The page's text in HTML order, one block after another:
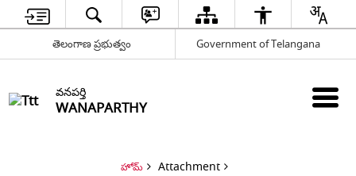
తెలంగాణ ప్రభుత్వం Government of Telangana
వనపర్తి
WANAPARTHY
హోమ్ Attachment